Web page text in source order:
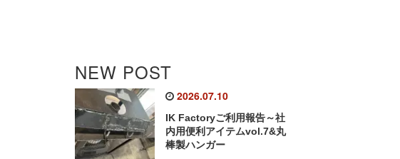
NEW POST
2026.07.10
IK Factoryご利用報告～社
内用便利アイテムvol.7&丸
棒製ハンガー